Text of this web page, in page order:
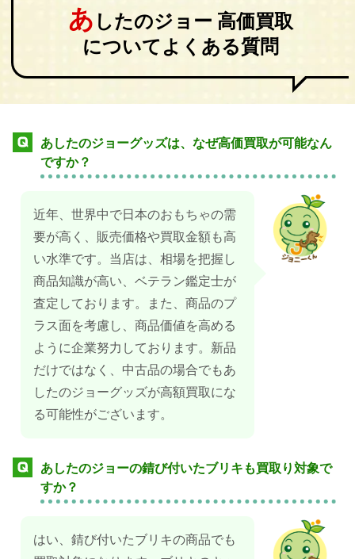
あ したのジョー 高価買取
についてよくある質問
あしたのジョーグッズは、なぜ高価買取が可能なん
ですか？
近年、世界中で日本のおもちゃの需
要が高く、販売価格や買取金額も高
い水準です。当店は、相場を把握し
商品知識が高い、ベテラン鑑定士が
査定しております。また、商品のプ
ラス面を考慮し、商品価値を高める
ように企業努力しております。新品
だけではなく、中古品の場合でもあ
したのジョーグッズが高額買取にな
る可能性がございます。
あしたのジョーの錆び付いたブリキも買取り対象で
すか？
はい、錆び付いたブリキの商品でも